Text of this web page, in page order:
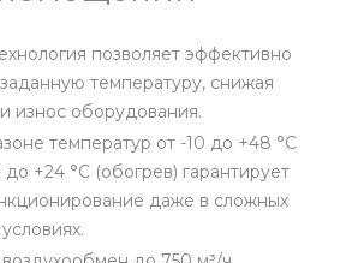
позволяет эффективно
температуру, снижая
износ оборудования.
температур от -10 до +48 °C
+24 °C (обогрев) гарантирует
даже в сложных